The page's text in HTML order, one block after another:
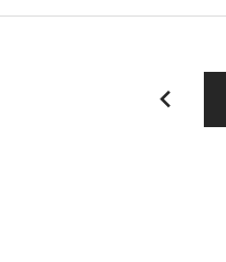
keyboard_arrow_left